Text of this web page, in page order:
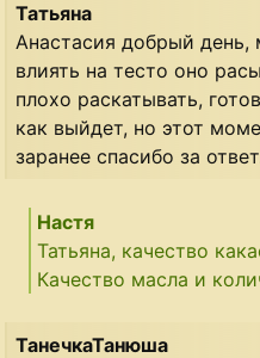
Татьяна
Анастасия добрый день,
влиять на тесто оно
плохо раскатывать,
как выйдет, но этот
заранее спасибо за
Настя
Татьяна, качество
Качество масла и
ТанечкаТанюша